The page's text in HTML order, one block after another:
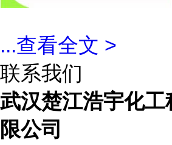
...查看全文 >
联系我们
武汉楚江浩宇化工
限公司